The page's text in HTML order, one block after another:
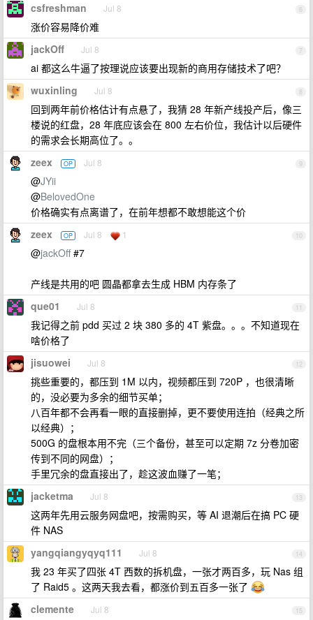
6
csfreshman Jul 8
涨价容易降价难
7
jackOff Jul 8
ai 都这么牛逼了按理说应该要出现新的商用存储技术了吧？
8
wuxinling Jul 8
回到两年前价格估计有点悬了，我猜 28 年新产线投产后，像三
楼说的红盘，28 年底应该会在 800 左右价位，我估计以后硬件
的需求会长期高位了。。
9
zeex OP Jul 8
@JYii
@BelovedOne
价格确实有点离谱了，在前年想都不敢想能这个价
10
zeex OP Jul 8 1
@jackOff#7
产线是共用的吧 圆晶都拿去生成 HBM 内存条了
11
que01 Jul 8
我记得之前 pdd 买过 2 块 380 多的 4T 紫盘。。。不知道现在
啥价格了
12
jisuowei Jul 8
挑些重要的，都压到 1M 以内，视频都压到 720P ，也很清晰
的，没必要为多余的细节买单；
八百年都不会再看一眼的直接删掉，更不要使用连拍（经典之所
以经典）；
500G 的盘根本用不完（三个备份，甚至可以定期 7z 分卷加密
传到不同的网盘）；
手里冗余的盘直接出了，趁这波血赚了一笔；
13
jacketma Jul 8
这两年先用云服务网盘吧，按需购买，等 AI 退潮后在搞 PC 硬
件 NAS
14
yangqiangyqyq111 Jul 8
我 23 年买了四张 4T 西数的拆机盘，一张才两百多，玩 Nas 组
了 Raid5 。这两天我去看，都涨价到五百多一张了
15
clemente Jul 8